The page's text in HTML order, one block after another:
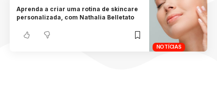
NOTÍCIAS
Aprenda a criar uma rotina de skincare
personalizada, com Nathalia Belletato